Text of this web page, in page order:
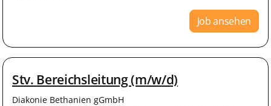
Job ansehen
Stv. Bereichsleitung (m/w/d)
Diakonie Bethanien gGmbH